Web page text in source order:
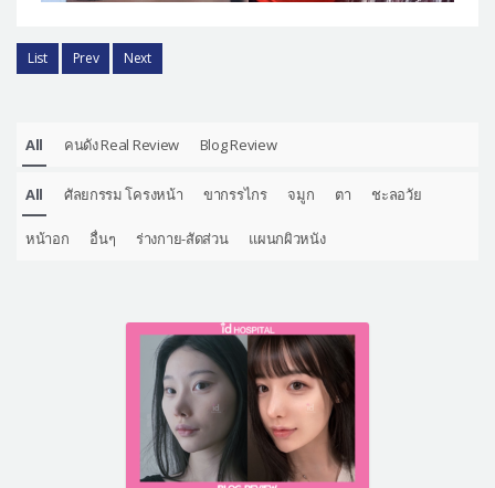
List Prev Next
All คนดัง Real Review Blog Review
All ศัลยกรรม โครงหน้า ขากรรไกร จมูก ตา ชะลอวัย
หน้าอก อื่นๆ ร่างกาย-สัดส่วน แผนกผิวหนัง